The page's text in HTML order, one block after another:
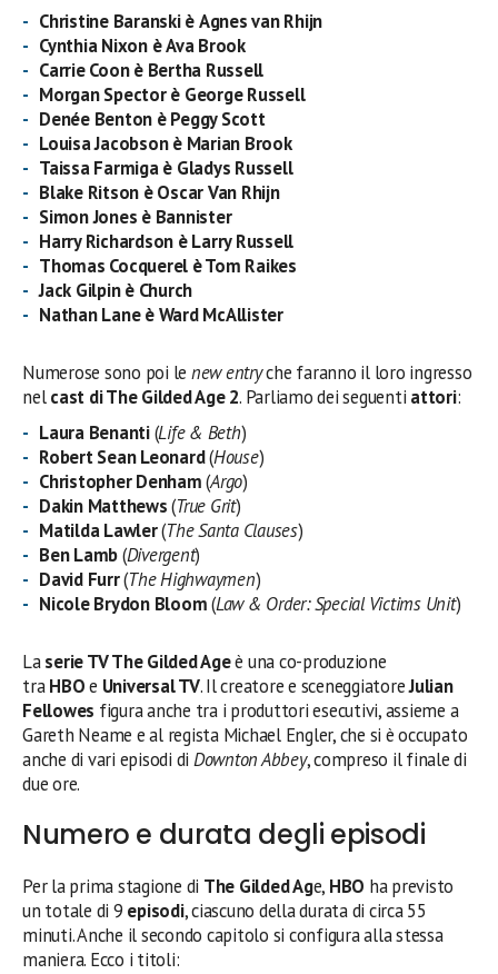
Christine Baranski èAgnes van Rhijn
Cynthia Nixon èAva Brook
Carrie Coon è Bertha Russell
Morgan Spector è George Russell
Denée Benton è Peggy Scott
Louisa Jacobson è Marian Brook
Taissa Farmiga è Gladys Russell
Blake Ritson è Oscar Van Rhijn
Simon Jones è Bannister
Harry Richardson è Larry Russell
Thomas Cocquerel è Tom Raikes
Jack Gilpin è Church
Nathan Lane è Ward McAllister
Numerose sono poi le new entryche faranno il loro ingresso
nelcast di The Gilded Age 2. Parliamo dei seguenti attori:
Laura Benanti(Life & Beth)
Robert Sean Leonard(House)
Christopher Denham(Argo)
Dakin Matthews(True Grit)
Matilda Lawler(The Santa Clauses)
Ben Lamb(Divergent)
David Furr(The Highwaymen)
Nicole Brydon Bloom(Law & Order: Special Victims Unit)
Laserie TV The Gilded Ageè una co-produzione
traHBOe Universal TV. Il creatore e sceneggiatoreJulian
Fellowes figura anche tra i produttori esecutivi, assieme a
Gareth Neame e al regista Michael Engler, che si è occupato
anche di vari episodi di Downton Abbey, compreso il finale di
due ore.
Numero e durata degli episodi
Per la prima stagione di The Gilded Age, HBO ha previsto
un totale di 9 episodi, ciascuno della durata di circa 55
minuti. Anche il secondo capitolo si configura alla stessa
maniera. Ecco i titoli: